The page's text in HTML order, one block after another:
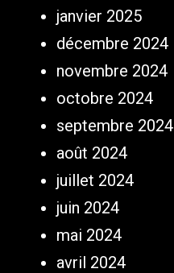
janvier 2025
décembre 2024
novembre 2024
octobre 2024
septembre 2024
août 2024
juillet 2024
juin 2024
mai 2024
avril 2024